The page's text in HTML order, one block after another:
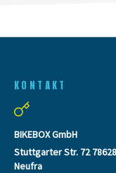
KONTAKT
BIKEBOX GmbH
Stuttgarter Str. 72
Neufra